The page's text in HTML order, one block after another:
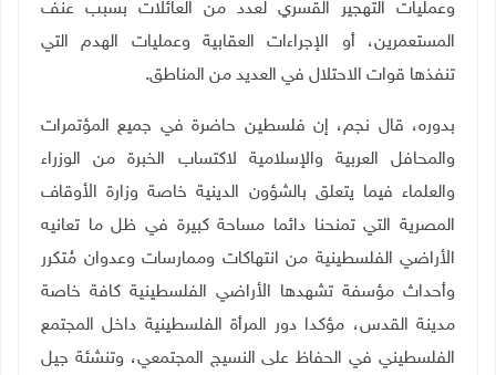
وعمليات التهجير القسري لعدد من العائلات بسبب عنف
المستعمرين، أو الإجراءات العقابية وعمليات الهدم التي
تنفذها قوات الاحتلال في العديد من المناطق.
بدوره، قال نجم، إن فلسطين حاضرة في جميع المؤتمرات
والمحافل العربية والإسلامية لاكتساب الخبرة من الوزراء
والعلماء فيما يتعلق بالشؤون الدينية خاصة وزارة الأوقاف
المصرية التي تمنحنا دائما مساحة كبيرة في ظل ما تعانيه
الأراضي الفلسطينية من انتهاكات وممارسات وعدوان مُتكرر
وأحداث مؤسفة تشهدها الأراضي الفلسطينية كافة خاصة
مدينة القدس، مؤكدا دور المرأة الفلسطينية داخل المجتمع
الفلسطيني في الحفاظ على النسيج المجتمعي، وتنشئة جيل